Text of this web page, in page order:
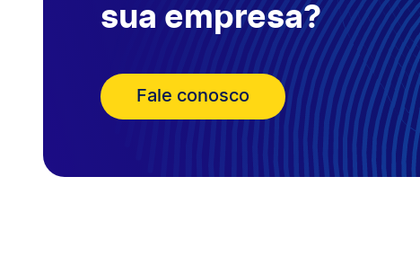
sua empresa?
Fale conosco